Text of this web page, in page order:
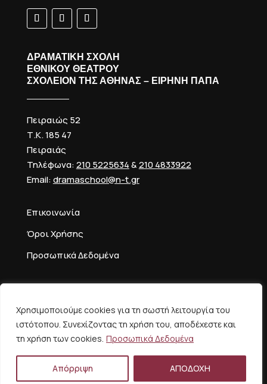
Χρησιμοποιούμε cookies για τη σωστή λειτουργία του
ιστότοπου. Συνεχίζοντας τη χρήση του, αποδέχεστε και
τη χρήση των cookies. Προσωπικά Δεδομένα
Απόρριψη ΑΠΟΔΟΧΗ
ΔΡΑΜΑΤΙΚΗ ΣΧΟΛΗ
ΕΘΝΙΚΟΥ ΘΕΑΤΡΟΥ
ΣΧΟΛΕΙΟΝ ΤΗΣ ΑΘΗΝΑΣ – ΕΙΡΗΝΗ ΠΑΠΑ
Πειραιώς 52
Τ.Κ. 185 47
Πειραιάς
Τηλέφωνα:210 5225634&210 4833922
Email:dramaschool@n-t.gr
Επικοινωνία
Όροι Χρήσης
Προσωπικά Δεδομένα
All rights reserved · Υλοποίηση έργου:INTRAWAY